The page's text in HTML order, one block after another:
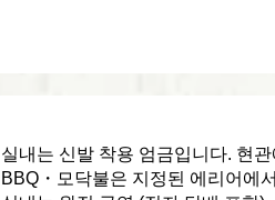
실내는 신발 착용 엄금입니다. 현
BBQ・모닥불은 지정된 에리어에